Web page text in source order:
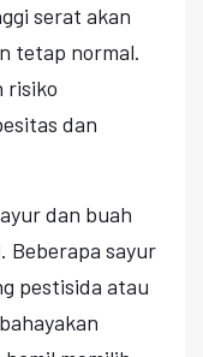
serat akan
tetap normal.
risiko
dan
dan buah
Beberapa sayur
pestisida atau